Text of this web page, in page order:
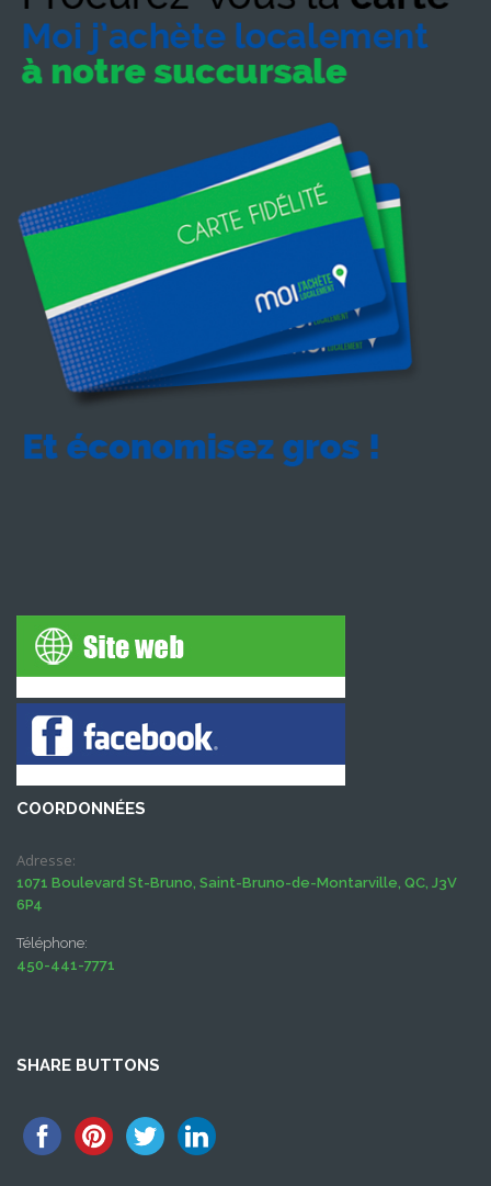
COORDONNÉES
Adresse:
1071 Boulevard St-Bruno, Saint-Bruno-de-Montarville, QC, J3V
6P4
Téléphone:
450-441-7771
SHARE BUTTONS